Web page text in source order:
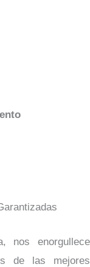
nos enorgullece
de las mejores